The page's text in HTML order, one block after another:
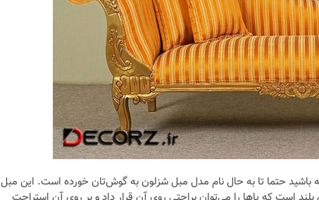
باشید حتما تا به حال نام مدل مبل شزلون به گوش‌تان خورده است. این مبل
و
نکات و ترفندها
چه رنگی برای اتاق کار
انتخاب کنیم؟
6 سال قبل